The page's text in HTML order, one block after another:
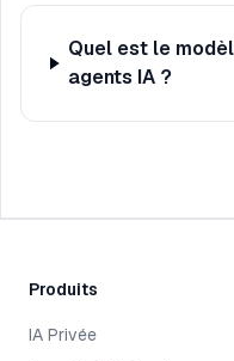
Quel est le
agents IA ?
Produits
IA Privée